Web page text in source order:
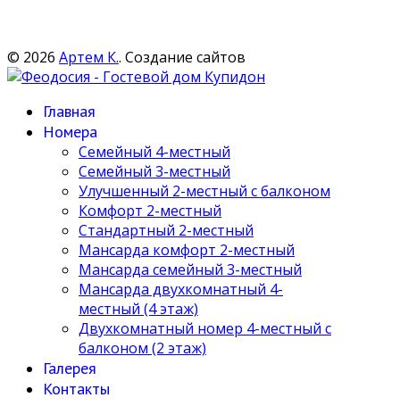
© 2026 Артем К.. Создание сайтов
Главная
Номера
Семейный 4-местный
Семейный 3-местный
Улучшенный 2-местный с балконом
Комфорт 2-местный
Стандартный 2-местный
Мансарда комфорт 2-местный
Мансарда семейный 3-местный
Мансарда двухкомнатный 4-
местный (4 этаж)
Двухкомнатный номер 4-местный с
балконом (2 этаж)
Галерея
Контакты